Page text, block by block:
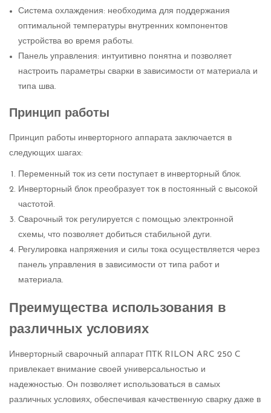
Система охлаждения: необходима для поддержания
оптимальной температуры внутренних компонентов
устройства во время работы.
Панель управления: интуитивно понятна и позволяет
настроить параметры сварки в зависимости от материала и
типа шва.
Принцип работы
Принцип работы инверторного аппарата заключается в
следующих шагах:
Переменный ток из сети поступает в инверторный блок.
Инверторный блок преобразует ток в постоянный с высокой
частотой.
Сварочный ток регулируется с помощью электронной
схемы, что позволяет добиться стабильной дуги.
Регулировка напряжения и силы тока осуществляется через
панель управления в зависимости от типа работ и
материала.
Преимущества использования в
различных условиях
Инверторный сварочный аппарат ПТК RILON ARC 250 C
привлекает внимание своей универсальностью и
надежностью. Он позволяет использоваться в самых
различных условиях, обеспечивая качественную сварку даже в